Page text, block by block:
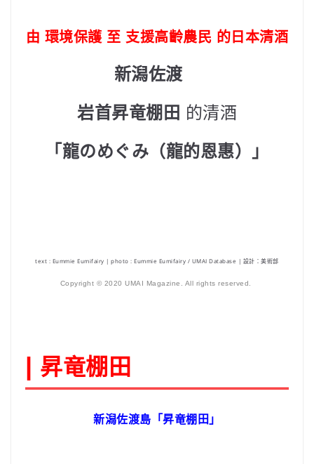
由 環境保護 至 支援高齡農民 的 日本清酒
新潟佐渡
岩首昇竜棚田 的清酒
「龍のめぐみ（龍的恩惠）」
text : Eummie Eumifairy | photo : Eummie Eumifairy / UMAI Database | 設計：美術部
Copyright © 2020 UMAI Magazine. All rights reserved.
| 昇竜棚田
新潟佐渡島「昇竜棚田」